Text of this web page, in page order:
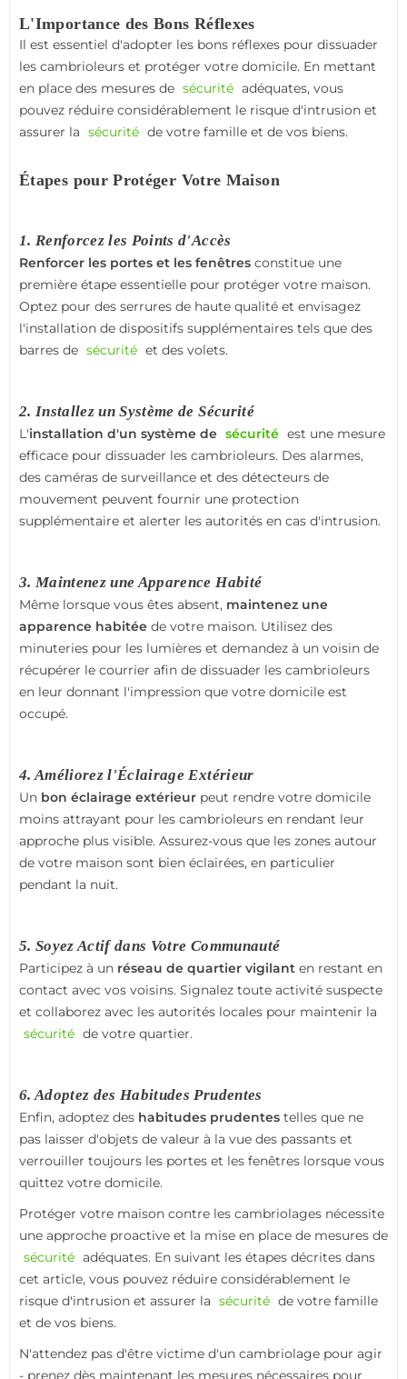
L'Importance des Bons Réflexes
Il est essentiel d'adopter les bons réflexes pour dissuader
les cambrioleurs et protéger votre domicile. En mettant
en place des mesures de sécurité adéquates, vous
pouvez réduire considérablement le risque d'intrusion et
assurer la sécurité de votre famille et de vos biens.
Étapes pour Protéger Votre Maison
1. Renforcez les Points d'Accès
Renforcer les portes et les fenêtres constitue une
première étape essentielle pour protéger votre maison.
Optez pour des serrures de haute qualité et envisagez
l'installation de dispositifs supplémentaires tels que des
barres de sécurité et des volets.
2. Installez un Système de Sécurité
L'installation d'un système de sécurité est une mesure
efficace pour dissuader les cambrioleurs. Des alarmes,
des caméras de surveillance et des détecteurs de
mouvement peuvent fournir une protection
supplémentaire et alerter les autorités en cas d'intrusion.
3. Maintenez une Apparence Habité
Même lorsque vous êtes absent, maintenez une
apparence habitée de votre maison. Utilisez des
minuteries pour les lumières et demandez à un voisin de
récupérer le courrier afin de dissuader les cambrioleurs
en leur donnant l'impression que votre domicile est
occupé.
4. Améliorez l'Éclairage Extérieur
Un bon éclairage extérieur peut rendre votre domicile
moins attrayant pour les cambrioleurs en rendant leur
approche plus visible. Assurez-vous que les zones autour
de votre maison sont bien éclairées, en particulier
pendant la nuit.
5. Soyez Actif dans Votre Communauté
Participez à un réseau de quartier vigilant en restant en
contact avec vos voisins. Signalez toute activité suspecte
et collaborez avec les autorités locales pour maintenir la
sécurité de votre quartier.
6. Adoptez des Habitudes Prudentes
Enfin, adoptez des habitudes prudentes telles que ne
pas laisser d'objets de valeur à la vue des passants et
verrouiller toujours les portes et les fenêtres lorsque vous
quittez votre domicile.
Protéger votre maison contre les cambriolages nécessite
une approche proactive et la mise en place de mesures de
sécurité adéquates. En suivant les étapes décrites dans
cet article, vous pouvez réduire considérablement le
risque d'intrusion et assurer la sécurité de votre famille
et de vos biens.
N'attendez pas d'être victime d'un cambriolage pour agir
- prenez dès maintenant les mesures nécessaires pour